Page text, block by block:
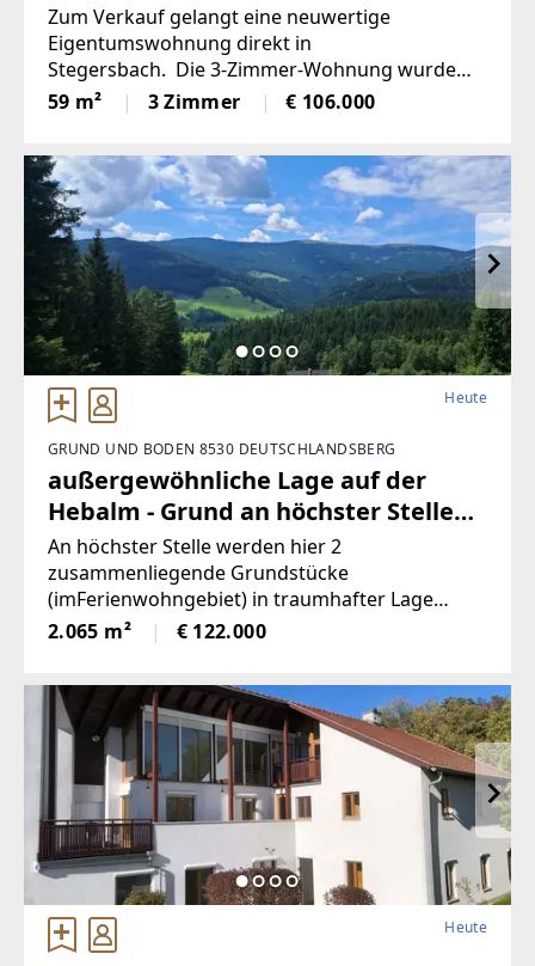
(Provisionsfrei)
Zum Verkauf gelangt eine neuwertige
Eigentumswohnung direkt in
Stegersbach. Die 3-Zimmer-Wohnung wurde
soeben aufwendig saniert. So wurde unter
anderem dieElektronik gänzlich erneuert und
59 m² 3 Zimmer € 106.000
Heute
GRUND UND BODEN 8530 DEUTSCHLANDSBERG
außergewöhnliche Lage auf der
Hebalm - Grund an höchster Stelle
(Provisionsfrei)
An höchster Stelle werden hier 2
zusammenliegende Grundstücke
(imFerienwohngebiet) in traumhafter Lage
angeboten! Die beiden Grundstücke haben
inSumme 2.065m² (€59/ m²), sind süd-westlich
etwa 1100
2.065 m² € 122.000
Heute